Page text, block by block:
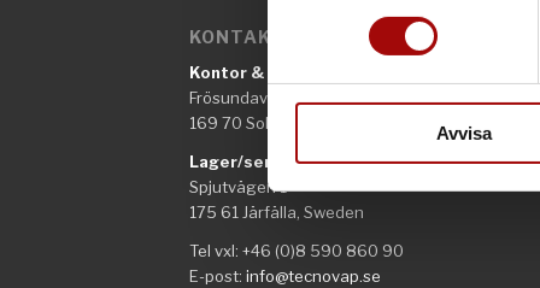
eller dra tillbaka ditt
sociala medier och
till de sociala medier och
med annan information som
Avvisa
KONTAKTINFORMATION
Kontor & Säljavdelning
Frösundaviks allé 1
169 70 Solna
Lager/service
Spjutvägen 1
175 61 Järfälla, Sweden
Tel vxl: +46 (0)8 590 860 90
E-post: info@tecnovap.se